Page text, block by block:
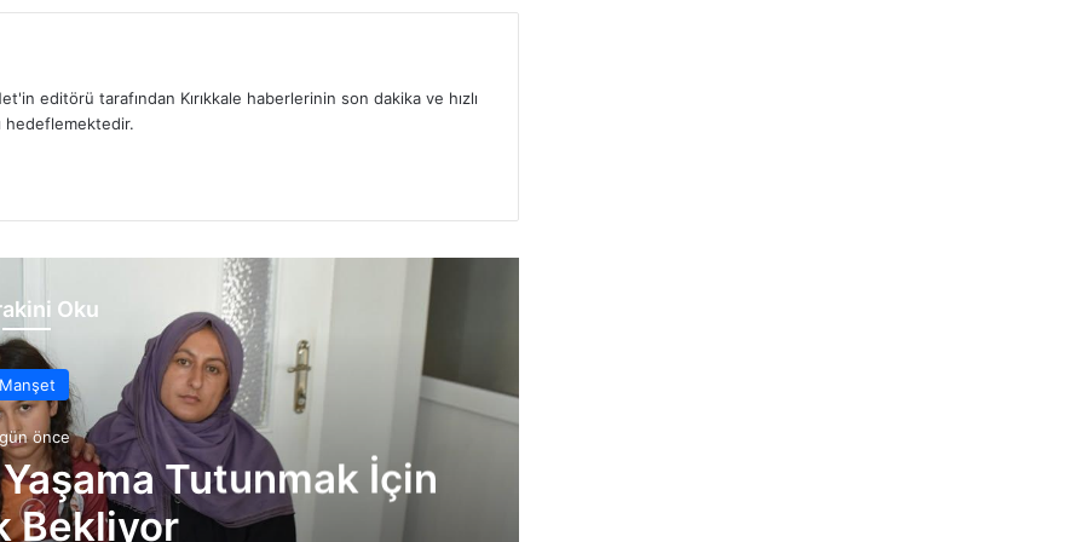
editörü tarafından Kırıkkale haberlerinin son dakika ve hızlı
hedeflemektedir.
Oku
Manşet
önce
Tutunmak İçin
Bekliyor